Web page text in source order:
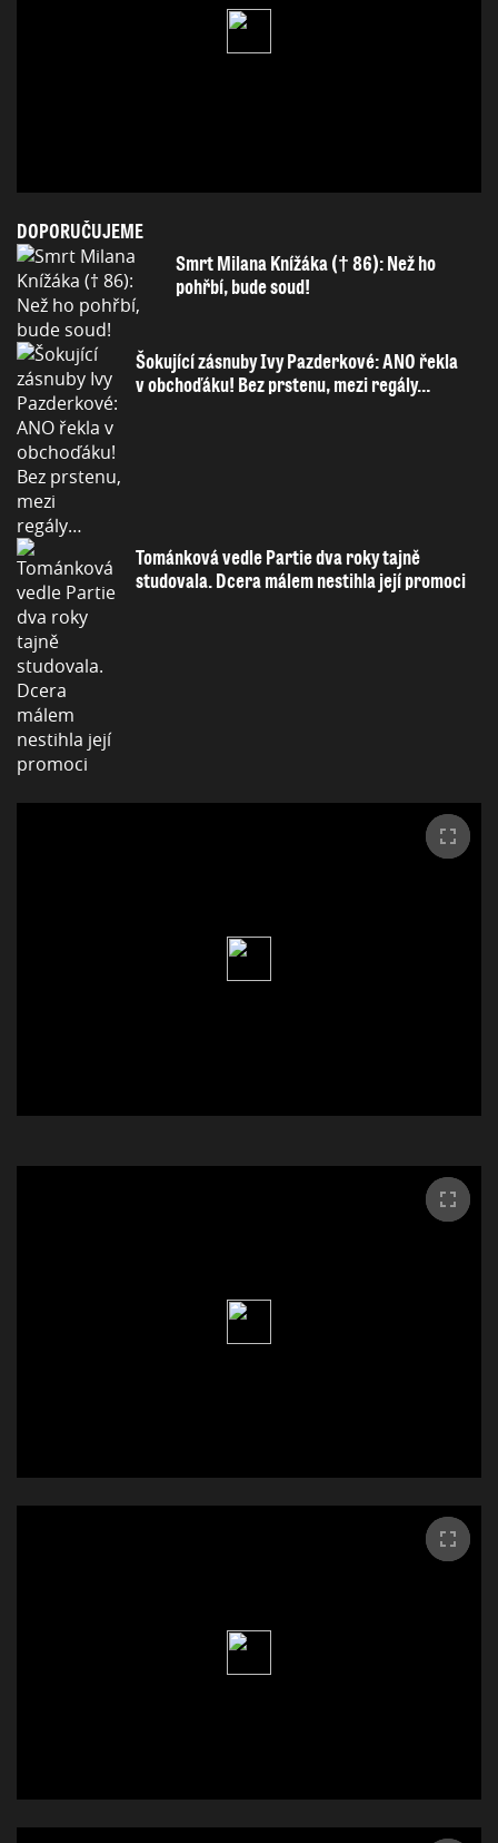
DOPORUČUJEME
Smrt Milana Knížáka († 86): Než ho
pohřbí, bude soud!
Šokující zásnuby Ivy Pazderkové: ANO řekla
v obchoďáku! Bez prstenu, mezi regály…
Tománková vedle Partie dva roky tajně
studovala. Dcera málem nestihla její promoci